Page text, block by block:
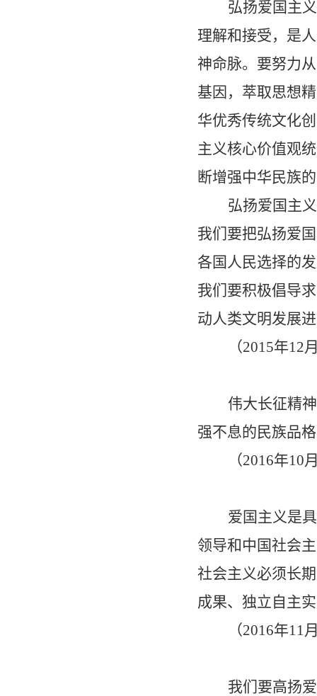
弘扬爱国主
理解和接受，是
神命脉。要努力
基因，萃取思想
华优秀传统文化
主义核心价值观
断增强中华民族
弘扬爱国主
我们要把弘扬爱
各国人民选择的
我们要积极倡导
动人类文明发展
（2015年12
伟大长征精
强不息的民族品
（2016年10
爱国主义是
领导和中国社会
社会主义必须长
成果、独立自主
（2016年11
我们要高扬